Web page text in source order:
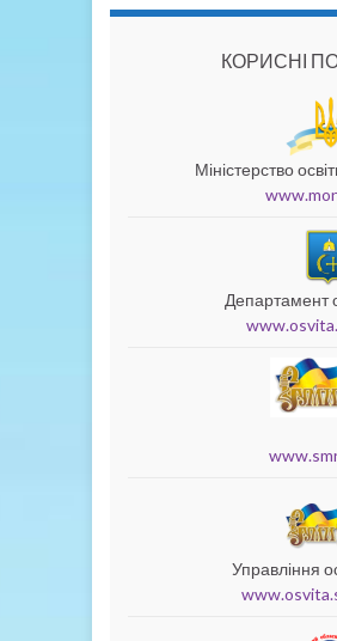
КОРИСНІ
Міністерство
Департамент
Управління